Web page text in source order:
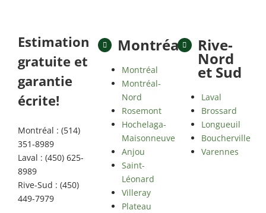
Estimation
gratuite et
garantie
écrite!
Montréal : (514)
351-8989
Laval : (450) 625-
8989
Rive-Sud : (450)
449-7979
Montréal
Montréal
Montréal-
Nord
Rosemont
Hochelaga-
Maisonneuve
Anjou
Saint-
Léonard
Villeray
Plateau
Rive-
Nord
et Sud
Laval
Brossard
Longueuil
Boucherville
Varennes